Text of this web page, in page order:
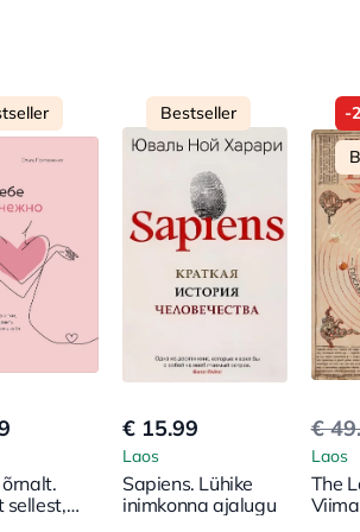
õrnalt.
sellest,
Bestseller
€ 15.99
Laos
Sapiens. Lühike
inimkonna ajalugu
-
€
Laos
The